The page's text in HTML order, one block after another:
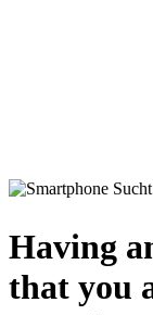
Having
that you